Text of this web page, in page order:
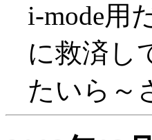
i-mode用
に救済し
たいら～